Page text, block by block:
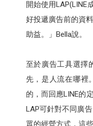
開始使用LAP(LINE
好投遞廣告前的資
助益。」Bella說。
至於廣告工具選擇
先，是人流在哪裡
的，而回應LINE的
LAP可針對不同廣
眾的經營方式，這